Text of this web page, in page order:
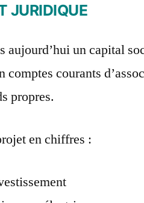
JURIDIQUE
aujourd’hui un capital
comptes courants
propres.
en chiffres :